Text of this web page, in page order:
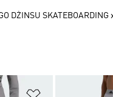
Dodaj do listy
DŻINSU SKATEBOARDING